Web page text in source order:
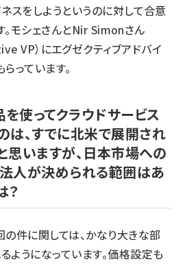
スをしようというのに対して合意
。モシェさんとNir Simonさん
VP）にエグゼクティブアドバイ
っています。
使ってクラウドサービス
は、すでに北米で展開され
思いますが、日本市場への
人が決められる範囲はあ
？
の件に関しては、かなり大きな部
ようになっています。価格設定も